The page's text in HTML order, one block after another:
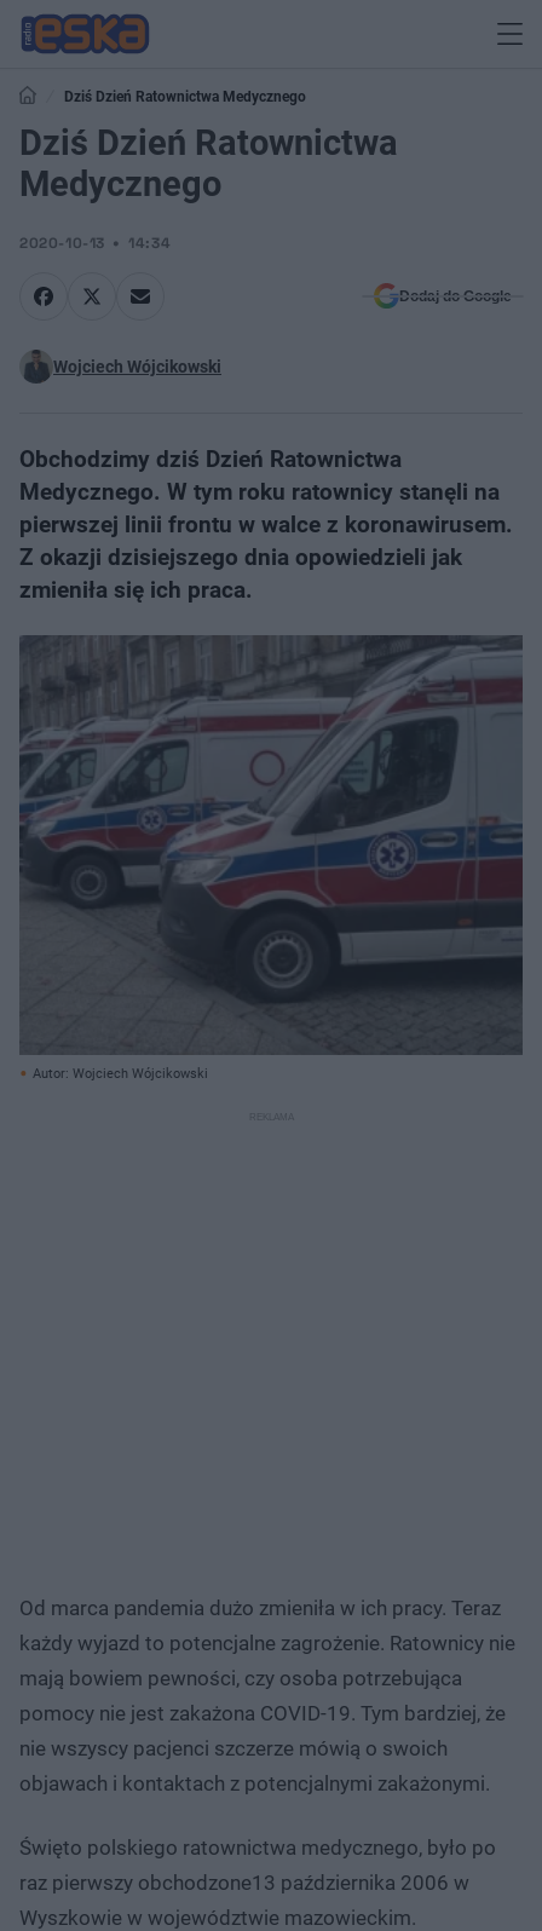
Dziś Dzień Ratownictwa Medycznego
Dziś Dzień Ratownictwa
Medycznego
2020-10-13 14:34
Dodaj do Google
Wojciech Wójcikowski
Obchodzimy dziś Dzień Ratownictwa
Medycznego. W tym roku ratownicy stanęli na
pierwszej linii frontu w walce z koronawirusem.
Z okazji dzisiejszego dnia opowiedzieli jak
zmieniła się ich praca.
Autor: Wojciech Wójcikowski
Od marca pandemia dużo zmieniła w ich pracy. Teraz
każdy wyjazd to potencjalne zagrożenie. Ratownicy nie
mają bowiem pewności, czy osoba potrzebująca
pomocy nie jest zakażona COVID-19. Tym bardziej, że
nie wszyscy pacjenci szczerze mówią o swoich
objawach i kontaktach z potencjalnymi zakażonymi.
Święto polskiego ratownictwa medycznego, było po
raz pierwszy obchodzone13 października 2006 w
Wyszkowie w województwie mazowieckim.